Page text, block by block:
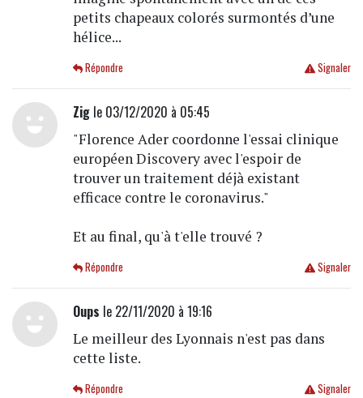
petits chapeaux colorés surmontés d’une
hélice...
Signaler
Répondre
Zigle 03/12/2020 à 05:45
"Florence Ader coordonne l'essai clinique
européen Discovery avec l'espoir de
trouver un traitement déjà existant
efficace contre le coronavirus."
Et au final, qu'à t'elle trouvé ?
Signaler
Répondre
Oups le 22/11/2020 à 19:16
Le meilleur des Lyonnais n'est pas dans
cette liste.
Signaler
Répondre